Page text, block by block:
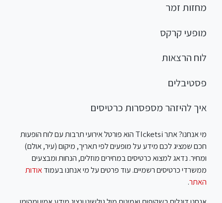
מחזות זמר
מופעי קרקס
לוח הרצאות
פסטיבלים
איך להיזהר מספסרות כרטיסים
מי אנחנו? אתר TIcketsi הוא פורטל אירועי תרבות עם לוח הופעות
חכם שמציג לכם מידע על מופעים לפי תאריך, מיקום (עיר, אולם)
ומחיר. נדאג למצוא כרטיסים במחירים מוזלים, הנחות ומבצעים
ממשרדי כרטיסים רשמיים. עוד פרטים על מי אנחנו בעמודאודות
האתר.